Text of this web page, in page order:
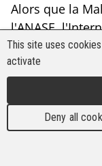
Alors que la
l'ANASE,
bâtiment et du
Greenpeace
ANASE 2025
gouvernance
L'événement
This site uses
activate
Deny all